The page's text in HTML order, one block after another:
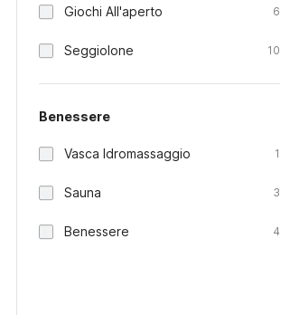
Giochi All'aperto 6
Seggiolone 10
Benessere
Vasca Idromassaggio 1
Sauna 3
Benessere 4